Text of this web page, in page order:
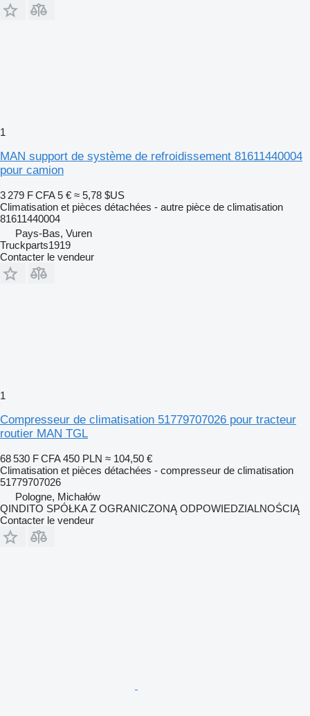
1
MAN support de système de refroidissement 81611440004
pour camion
3 279 F CFA 5 € ≈ 5,78 $US
Climatisation et pièces détachées - autre pièce de climatisation
81611440004
Pays-Bas, Vuren
Truckparts1919
Contacter le vendeur
1
Compresseur de climatisation 51779707026 pour tracteur
routier MAN TGL
68 530 F CFA 450 PLN ≈ 104,50 €
Climatisation et pièces détachées - compresseur de climatisation
51779707026
Pologne, Michałów
QINDITO SPÓŁKA Z OGRANICZONĄ ODPOWIEDZIALNOŚCIĄ
Contacter le vendeur